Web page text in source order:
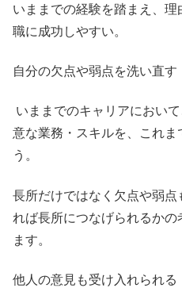
いままでの経験を踏まえ、
職に成功しやすい。
自分の欠点や弱点を洗い直す
いままでのキャリアにおい
意な業務・スキルを、これま
う。
長所だけではなく欠点や弱
れば長所につなげられるか
ます。
他人の意見も受け入れられる